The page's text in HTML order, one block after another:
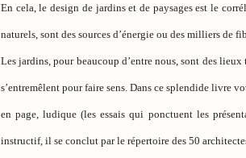
En cela, le design de jardins et de paysages est le
naturels, sont des sources d’énergie ou des milliers de
Les jardins, pour beaucoup d’entre nous, sont des
s’entremêlent pour faire sens. Dans ce splendide livre
en page, ludique (les essais qui ponctuent les
instructif, il se conclut par le répertoire des 50